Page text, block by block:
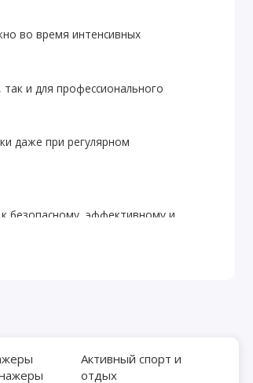
во время интенсивных
и для профессионального
даже при регулярном
безопасному, эффективному и
Активный спорт и
отдых